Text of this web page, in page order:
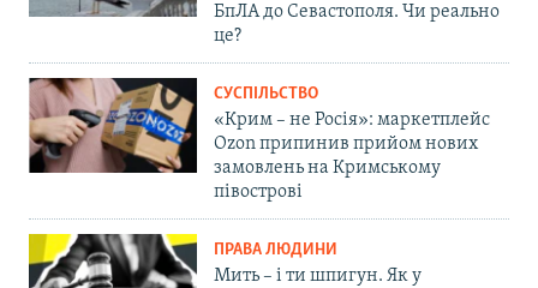
БпЛА до Севастополя. Чи реально
це?
СУСПІЛЬСТВО
«Крим – не Росія»: маркетплейс
Ozon припинив прийом нових
замовлень на Кримському
півострові
ПРАВА ЛЮДИНИ
Мить – і ти шпигун. Як у